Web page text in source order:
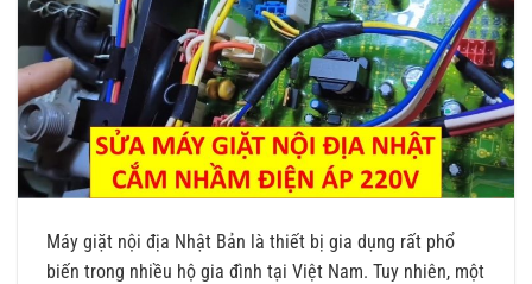
Máy giặt nội địa Nhật Bản là thiết bị gia dụng rất phổ
biến trong nhiều hộ gia đình tại Việt Nam. Tuy nhiên, một